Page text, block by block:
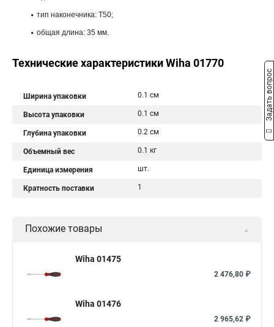
тип наконечника: T50;
общая длина: 35 мм.
Технические характеристики Wiha 01770
Ширина упаковки 0.1 см
Высота упаковки 0.1 см
Глубина упаковки 0.2 см
Объемный вес 0.1 кг
Единица измерения шт.
Кратность поставки 1
Похожие товары
Wiha 01475
2 476,80 ₽
Wiha 01476
2 965,62 ₽
Задать вопрос